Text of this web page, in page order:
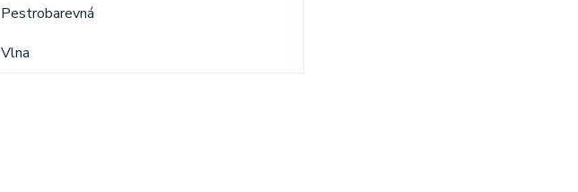
Pestrobarevná
Vlna